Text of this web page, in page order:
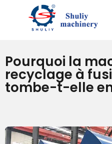
Pourquoi la
recyclage à
tombe-t-elle